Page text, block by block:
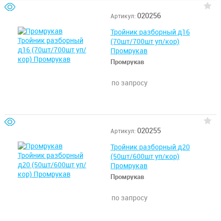
Артикул: 020256
Тройник разборный д16
(70шт/700шт уп/кор)
Промрукав
Промрукав
по запросу
Артикул: 020255
Тройник разборный д20
(50шт/600шт уп/кор)
Промрукав
Промрукав
по запросу